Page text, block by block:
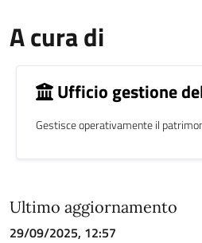
A cura di
Ufficio gestione
Gestisce operativamente il
Ultimo aggiornamento
29/09/2025, 12:57